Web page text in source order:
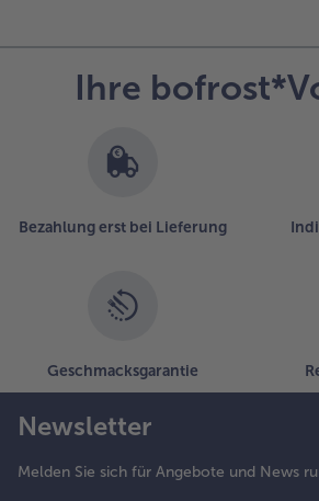
Ihre
Bezahlung erst bei Lieferung
Geschmacksgarantie
Newsletter
Melden Sie sich für Angebote und News